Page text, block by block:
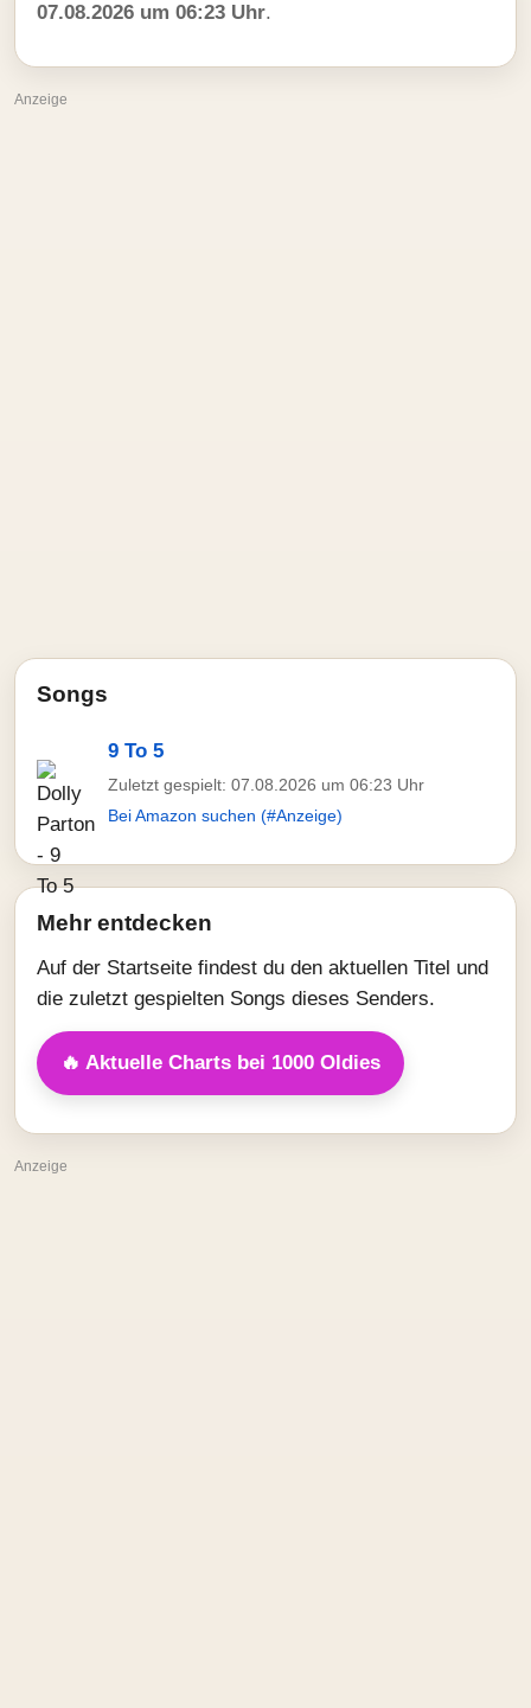
07.08.2026 um 06:23 Uhr.
Anzeige
Songs
9 To 5
Zuletzt gespielt: 07.08.2026 um 06:23 Uhr
Bei Amazon suchen (#Anzeige)
Mehr entdecken
Auf der Startseite findest du den aktuellen Titel und
die zuletzt gespielten Songs dieses Senders.
🔥 Aktuelle Charts bei 1000 Oldies
Anzeige